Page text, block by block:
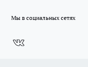
Мы в социальных сетях